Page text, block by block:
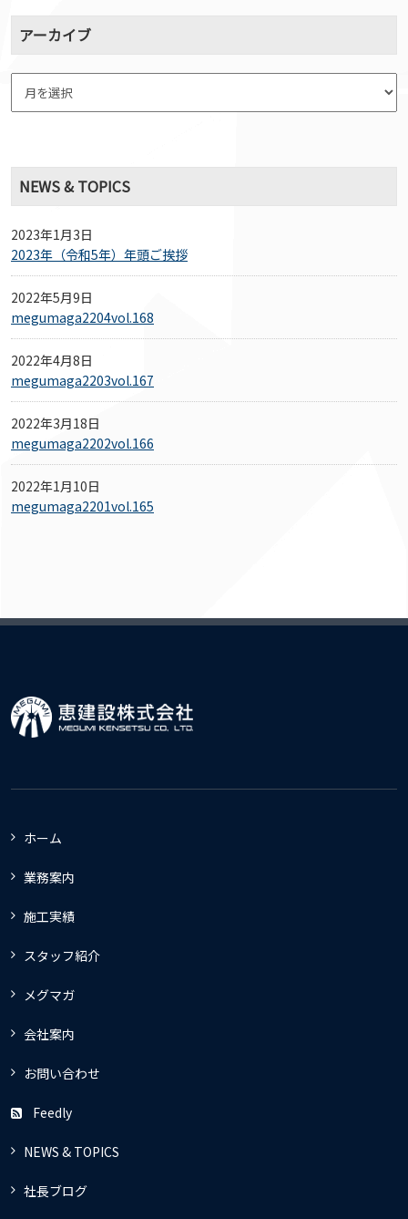
アーカイブ
NEWS & TOPICS
2023年1月3日
2023年（令和5年）年頭ご挨拶
2022年5月9日
megumaga2204vol.168
2022年4月8日
megumaga2203vol.167
2022年3月18日
megumaga2202vol.166
2022年1月10日
megumaga2201vol.165
ホーム
業務案内
施工実績
スタッフ紹介
メグマガ
会社案内
お問い合わせ
Feedly
NEWS & TOPICS
社長ブログ